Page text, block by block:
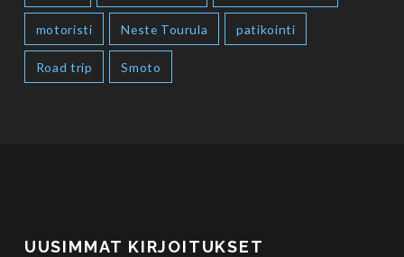
motoristi Neste Tourula patikointi
Road trip Smoto
UUSIMMAT KIRJOITUKSET